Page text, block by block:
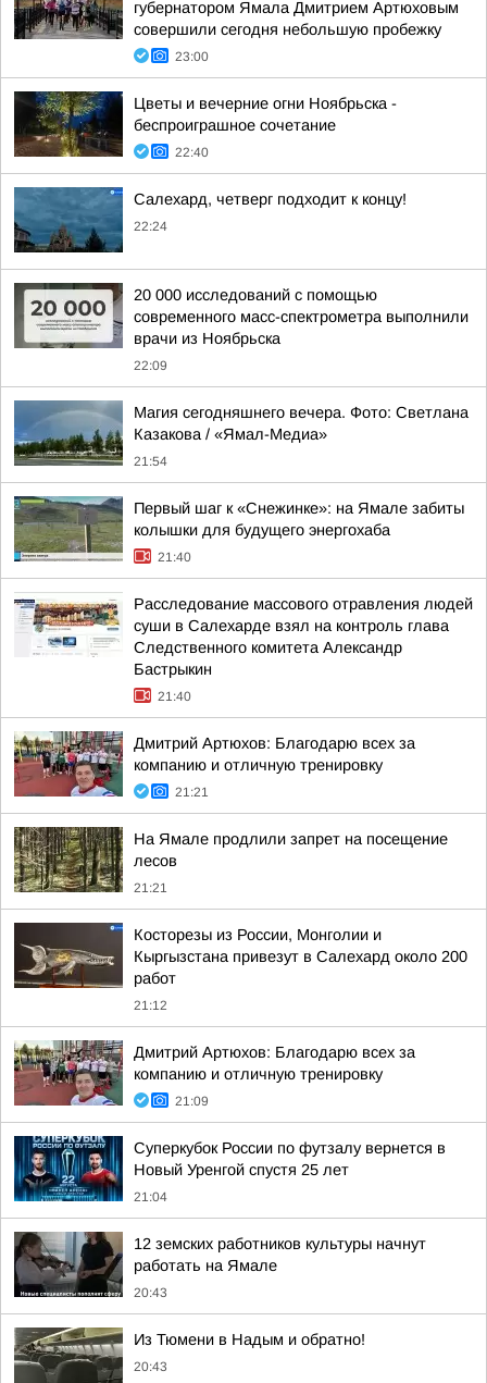
губернатором Ямала Дмитрием Артюховым
совершили сегодня небольшую пробежку
23:00
Цветы и вечерние огни Ноябрьска -
беспроиграшное сочетание
22:40
Салехард, четверг подходит к концу!
22:24
20 000 исследований с помощью
современного масс-спектрометра выполнили
врачи из Ноябрьска
22:09
Магия сегодняшнего вечера. Фото: Светлана
Казакова / «Ямал-Медиа»
21:54
Первый шаг к «Снежинке»: на Ямале забиты
колышки для будущего энергохаба
21:40
Расследование массового отравления людей
суши в Салехарде взял на контроль глава
Следственного комитета Александр
Бастрыкин
21:40
Дмитрий Артюхов: Благодарю всех за
компанию и отличную тренировку
21:21
На Ямале продлили запрет на посещение
лесов
21:21
Косторезы из России, Монголии и
Кыргызстана привезут в Салехард около 200
работ
21:12
Дмитрий Артюхов: Благодарю всех за
компанию и отличную тренировку
21:09
Суперкубок России по футзалу вернется в
Новый Уренгой спустя 25 лет
21:04
12 земских работников культуры начнут
работать на Ямале
20:43
Из Тюмени в Надым и обратно!
20:43